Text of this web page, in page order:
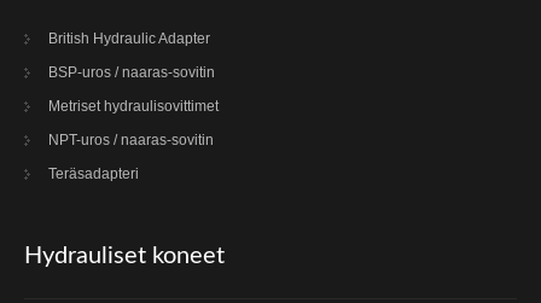
British Hydraulic Adapter
BSP-uros / naaras-sovitin
Metriset hydraulisovittimet
NPT-uros / naaras-sovitin
Teräsadapteri
Hydrauliset koneet